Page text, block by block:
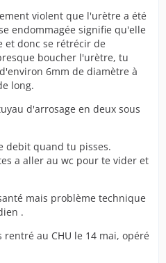
violent que l'urètre a été
endommagée signifie qu'elle
et donc se rétrécir de
boucher l'urètre, tu
6mm de diamètre à
long.
d'arrosage en deux sous
debit quand tu pisses.
a aller au wc pour te vider et
mais problème technique
.
rentré au CHU le 14 mai, opéré